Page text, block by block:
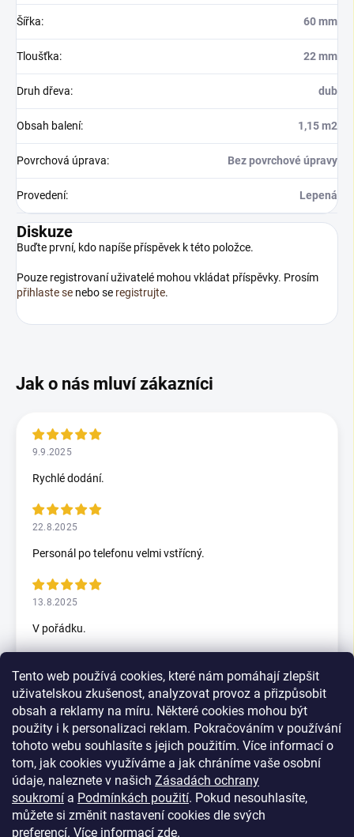
Tento web používá cookies, které nám pomáhají zlepšit
uživatelskou zkušenost, analyzovat provoz a přizpůsobit
obsah a reklamy na míru. Některé cookies mohou být
použity i k personalizaci reklam. Pokračováním v používání
tohoto webu souhlasíte s jejich použitím. Více informací o
tom, jak cookies využíváme a jak chráníme vaše osobní
údaje, naleznete v našich Zásadách ochrany
soukromí a Podmínkách použití. Pokud nesouhlasíte,
můžete si změnit nastavení cookies dle svých
preferencí. Více informací zde.
Šířka: 60 mm
Tloušťka: 22 mm
Druh dřeva: dub
Obsah balení: 1,15 m2
Povrchová úprava: Bez povrchové úpravy
Provedení: Lepená
Diskuze
Buďte první, kdo napíše příspěvek k této položce.
Pouze registrovaní uživatelé mohou vkládat příspěvky. Prosím
přihlaste se nebo se registrujte.
9.9.2025
Rychlé dodání.
22.8.2025
Personál po telefonu velmi vstřícný.
13.8.2025
V pořádku.
5.7.2025
Skvělý rychlax
Zobrazit další hodnocení